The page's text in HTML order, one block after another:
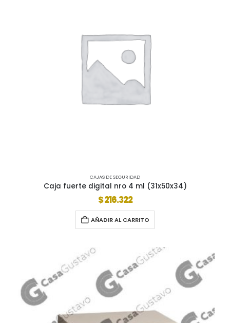
CAJAS DE SEGURIDAD
Caja fuerte digital nro 4 ml (31x50x34)
$216.322
AÑADIR AL CARRITO